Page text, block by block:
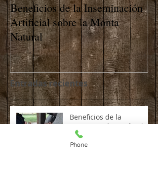
Beneficios de la Inseminación
Artificial sobre la Monta
Natural
Entradas recientes
Beneficios de la
Inseminación Artificial
sobre la Monta Natural
Phone